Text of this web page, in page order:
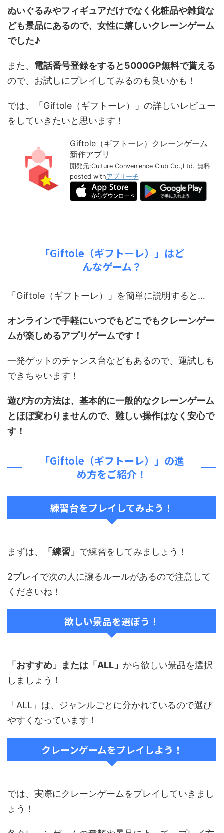
ぬいぐるみやフィギュアだけでなく化粧品や雑貨な
ども景品にあるので、女性に嬉しいクレーンゲーム
でした♪
また、 電話番号登録をすると5000GP無料で貰える
ので、お試しにプレイしてみるのも良いかも！
では、「Giftole（ギフトーレ）」の詳しいレビュー
をしていきたいと思います！
Giftole（ギフトーレ）クレーンゲーム
新作アプリ
開発元:Culture Convenience Club Co.,Ltd. 無料
posted withアプリーチ
「Giftole（ギフトーレ）」はど
んなゲーム？
「Giftole（ギフトーレ）」を簡単に説明すると…
オンラインで手軽にいつでもどこでもクレーンゲー
ムが楽しめるアプリゲームです！
一発ゲットのチャンス台などもあるので、運試しも
できちゃいます！
遊び方の方法は、基本的に一般的なクレーンゲーム
とほぼ変わりませんので、難しい操作はなく安心で
す！
「Giftole（ギフトーレ）」の進
め方をご紹介！
練習台をプレイしてみよう！
まずは、 「練習」 で練習をしてみましょう！
2プレイで次の人に譲るルールがあるので注意して
くださいね！
欲しい景品を選ぼう！
「おすすめ」または「ALL」 から欲しい景品を選択
しましょう！
「ALL」は、ジャンルごとに分かれているので選び
やすくなっています！
クレーンゲームをプレイしよう！
では、実際にクレーンゲームをプレイしていきまし
ょう！